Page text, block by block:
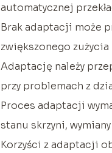
automatycznej
Brak adaptacji może
zwiększonego zużycia
Adaptację należy
przy problemach z
Proces adaptacji
stanu skrzyni,
Korzyści z adaptacji